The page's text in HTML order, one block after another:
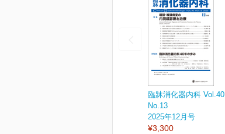
臨牀消化器内科 Vol.40
No.13
2025年12月号
¥3,300